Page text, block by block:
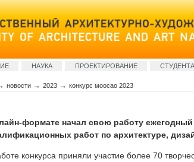
НАУКА ПРОЕКТИРОВАНИЕ
новости → 2023 → конкурс моосао 2023
формате начал свою работу
работ по архитектуре,
конкурса приняли участие более 70